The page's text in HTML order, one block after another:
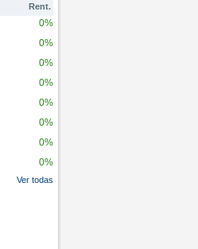
Rent.
0%
0%
0%
0%
0%
0%
0%
0%
Ver todas